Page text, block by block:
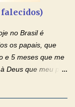
agradeço de
Eu louvo o Pai por
de Páscoa. eu
falecidos)
no Brasil é
os papais, que
e 5 meses que me
Deus que meu pai